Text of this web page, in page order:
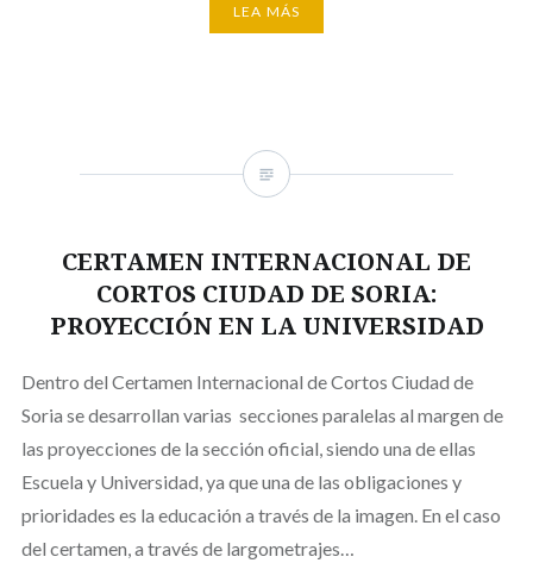
LEA MÁS
CERTAMEN INTERNACIONAL DE
CORTOS CIUDAD DE SORIA:
PROYECCIÓN EN LA UNIVERSIDAD
Dentro del Certamen Internacional de Cortos Ciudad de
Soria se desarrollan varias secciones paralelas al margen de
las proyecciones de la sección oficial, siendo una de ellas
Escuela y Universidad, ya que una de las obligaciones y
prioridades es la educación a través de la imagen. En el caso
del certamen, a través de largometrajes…